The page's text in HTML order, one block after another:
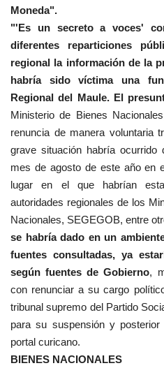
Moneda".
"'Es un secreto a voces'
diferentes reparticiones
regional la información de la
habría sido víctima una
Regional del Maule. El
Ministerio de Bienes
renuncia de manera voluntaria
grave situación habría
mes de agosto de este año en
lugar en el que habrían
autoridades regionales de los
Nacionales, SEGEGOB, entre
se habría dado en un
fuentes consultadas, ya
según fuentes de Gobierno,
con renunciar a su cargo
tribunal supremo del Partido
para su suspensión y
portal curicano.
BIENES NACIONALES